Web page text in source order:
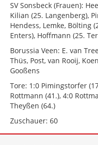
SV Sonsbeck (Frauen):
Kilian (25. Langenberg),
Hendess, Lemke, Bölting
Enters), Hoffmann (25.
Borussia Veen: E. van
Thüs, Post, van Rooij,
Gooßens
Tore: 1:0 Pimingstorfer
Rottmann (41.), 4:0
Theyßen (64.)
Zuschauer: 60